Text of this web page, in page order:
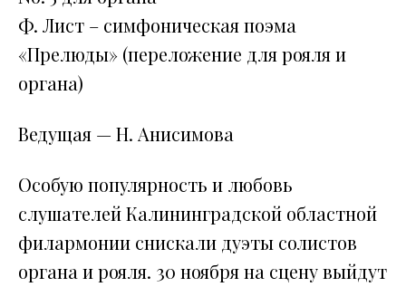
Ф. Лист – симфоническая поэма
«Прелюды» (переложение для рояля и
органа)
Ведущая — Н. Анисимова
Особую популярность и любовь
слушателей Калининградской областной
филармонии снискали дуэты солистов
органа и рояля. 30 ноября на сцену выйдут